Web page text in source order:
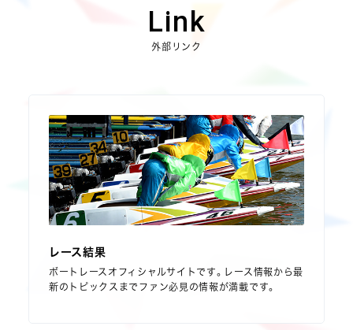
Link
外部リンク
レース結果
ボートレースオフィシャルサイトです。レース情報から最
新のトピックスまでファン必見の情報が満載です。